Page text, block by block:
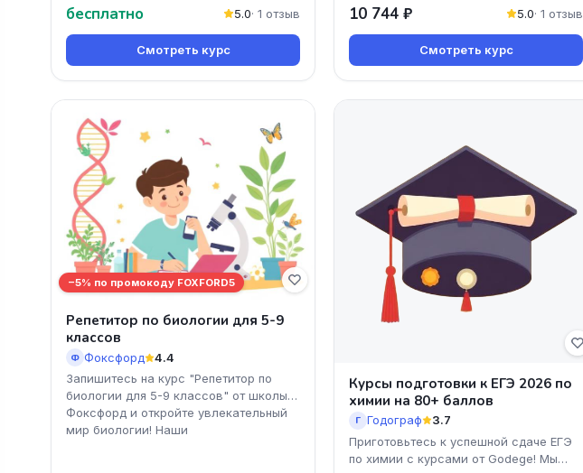
по литературе'. Вы получи
бесплатно 5.0· 1 отзыв
Смотреть курс
10 744 ₽ 5.0· 1 отзыв
Смотреть курс
−5% по промокоду FOXFORD5
Репетитор по биологии для 5-9
классов
Ф Фоксфорд
4.4
Запишитесь на курс "Репетитор по
биологии для 5-9 классов" от школы
Фоксфорд и откройте увлекательный
мир биологии! Наши
Курсы подготовки к ЕГЭ 2026 по
химии на 80+ баллов
Г Годограф
3.7
Приготовьтесь к успешной сдаче ЕГЭ
по химии с курсами от Godege! Мы